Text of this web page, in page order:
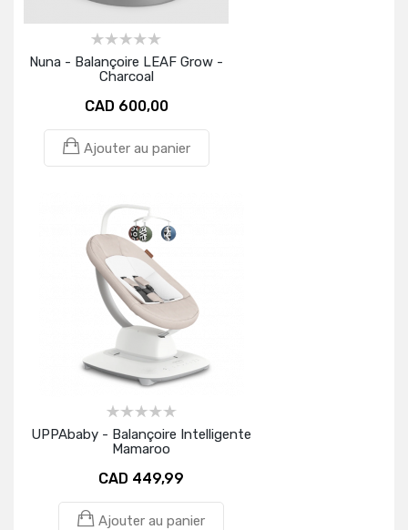
Nuna - Balançoire LEAF Grow -
Charcoal
CAD 600,00
Ajouter au panier
UPPAbaby - Balançoire Intelligente
Mamaroo
CAD 449,99
Ajouter au panier